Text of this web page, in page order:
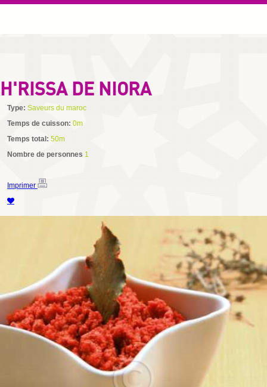
H'RISSA DE NIORA
Type: Saveurs du maroc
Temps de cuisson: 0m
Temps total: 50m
Nombre de personnes 1
Imprimer